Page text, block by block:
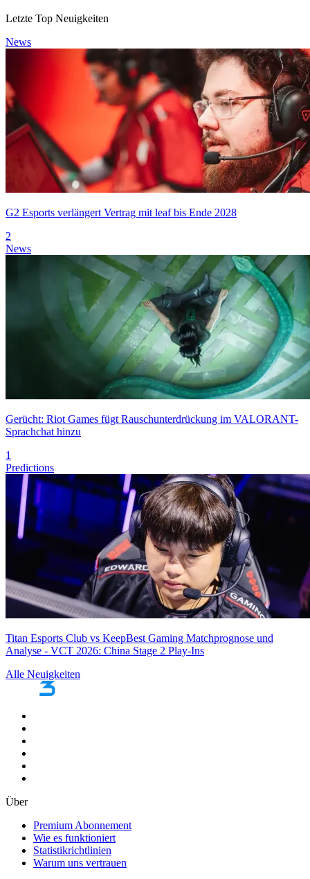
Letzte Top Neuigkeiten
News
G2 Esports verlängert Vertrag mit leaf bis Ende 2028
2
News
Gerücht: Riot Games fügt Rauschunterdrückung im VALORANT-
Sprachchat hinzu
1
Predictions
Titan Esports Club vs KeepBest Gaming Matchprognose und
Analyse - VCT 2026: China Stage 2 Play-Ins
Alle Neuigkeiten
Über
Premium Abonnement
Wie es funktioniert
Statistikrichtlinien
Warum uns vertrauen